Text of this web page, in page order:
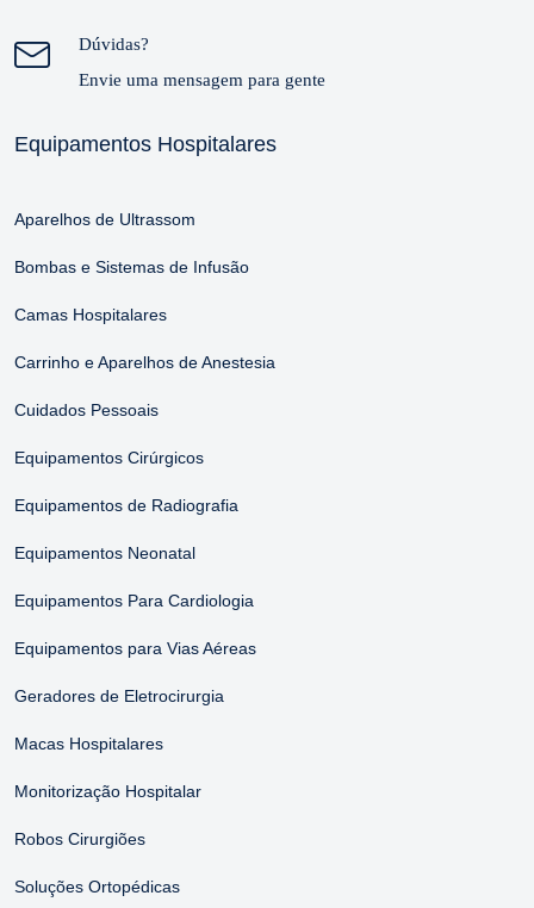
Dúvidas?
Envie uma mensagem para gente
Equipamentos Hospitalares
Aparelhos de Ultrassom
Bombas e Sistemas de Infusão
Camas Hospitalares
Carrinho e Aparelhos de Anestesia
Cuidados Pessoais
Equipamentos Cirúrgicos
Equipamentos de Radiografia
Equipamentos Neonatal
Equipamentos Para Cardiologia
Equipamentos para Vias Aéreas
Geradores de Eletrocirurgia
Macas Hospitalares
Monitorização Hospitalar
Robos Cirurgiões
Soluções Ortopédicas